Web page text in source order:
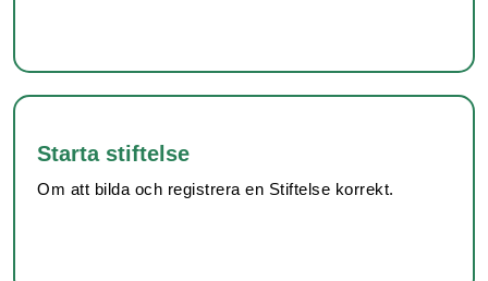
Starta stiftelse
Om att bilda och registrera en Stiftelse korrekt.